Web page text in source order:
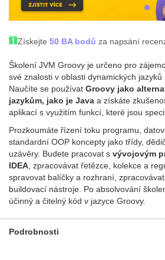
Získejte 50 BA bodů za napsání
Školení JVM Groovy je určeno pro
své znalosti v oblasti dynamických jazyků
Naučíte se používat Groovy jako
jazykům, jako je Java a získáte
aplikací s využitím funkcí, které jsou
Prozkoumáte řízení toku programu,
standardní OOP koncepty jako třídy,
uzávěry. Budete pracovat s vývojovým
IDEA , zpracovávat řetězce, kolekce a
spravovat balíčky a rozhraní,
buildovací nástroje. Po absolvování
účinný a čitelný kód v jazyce Groovy.
Podrobnosti